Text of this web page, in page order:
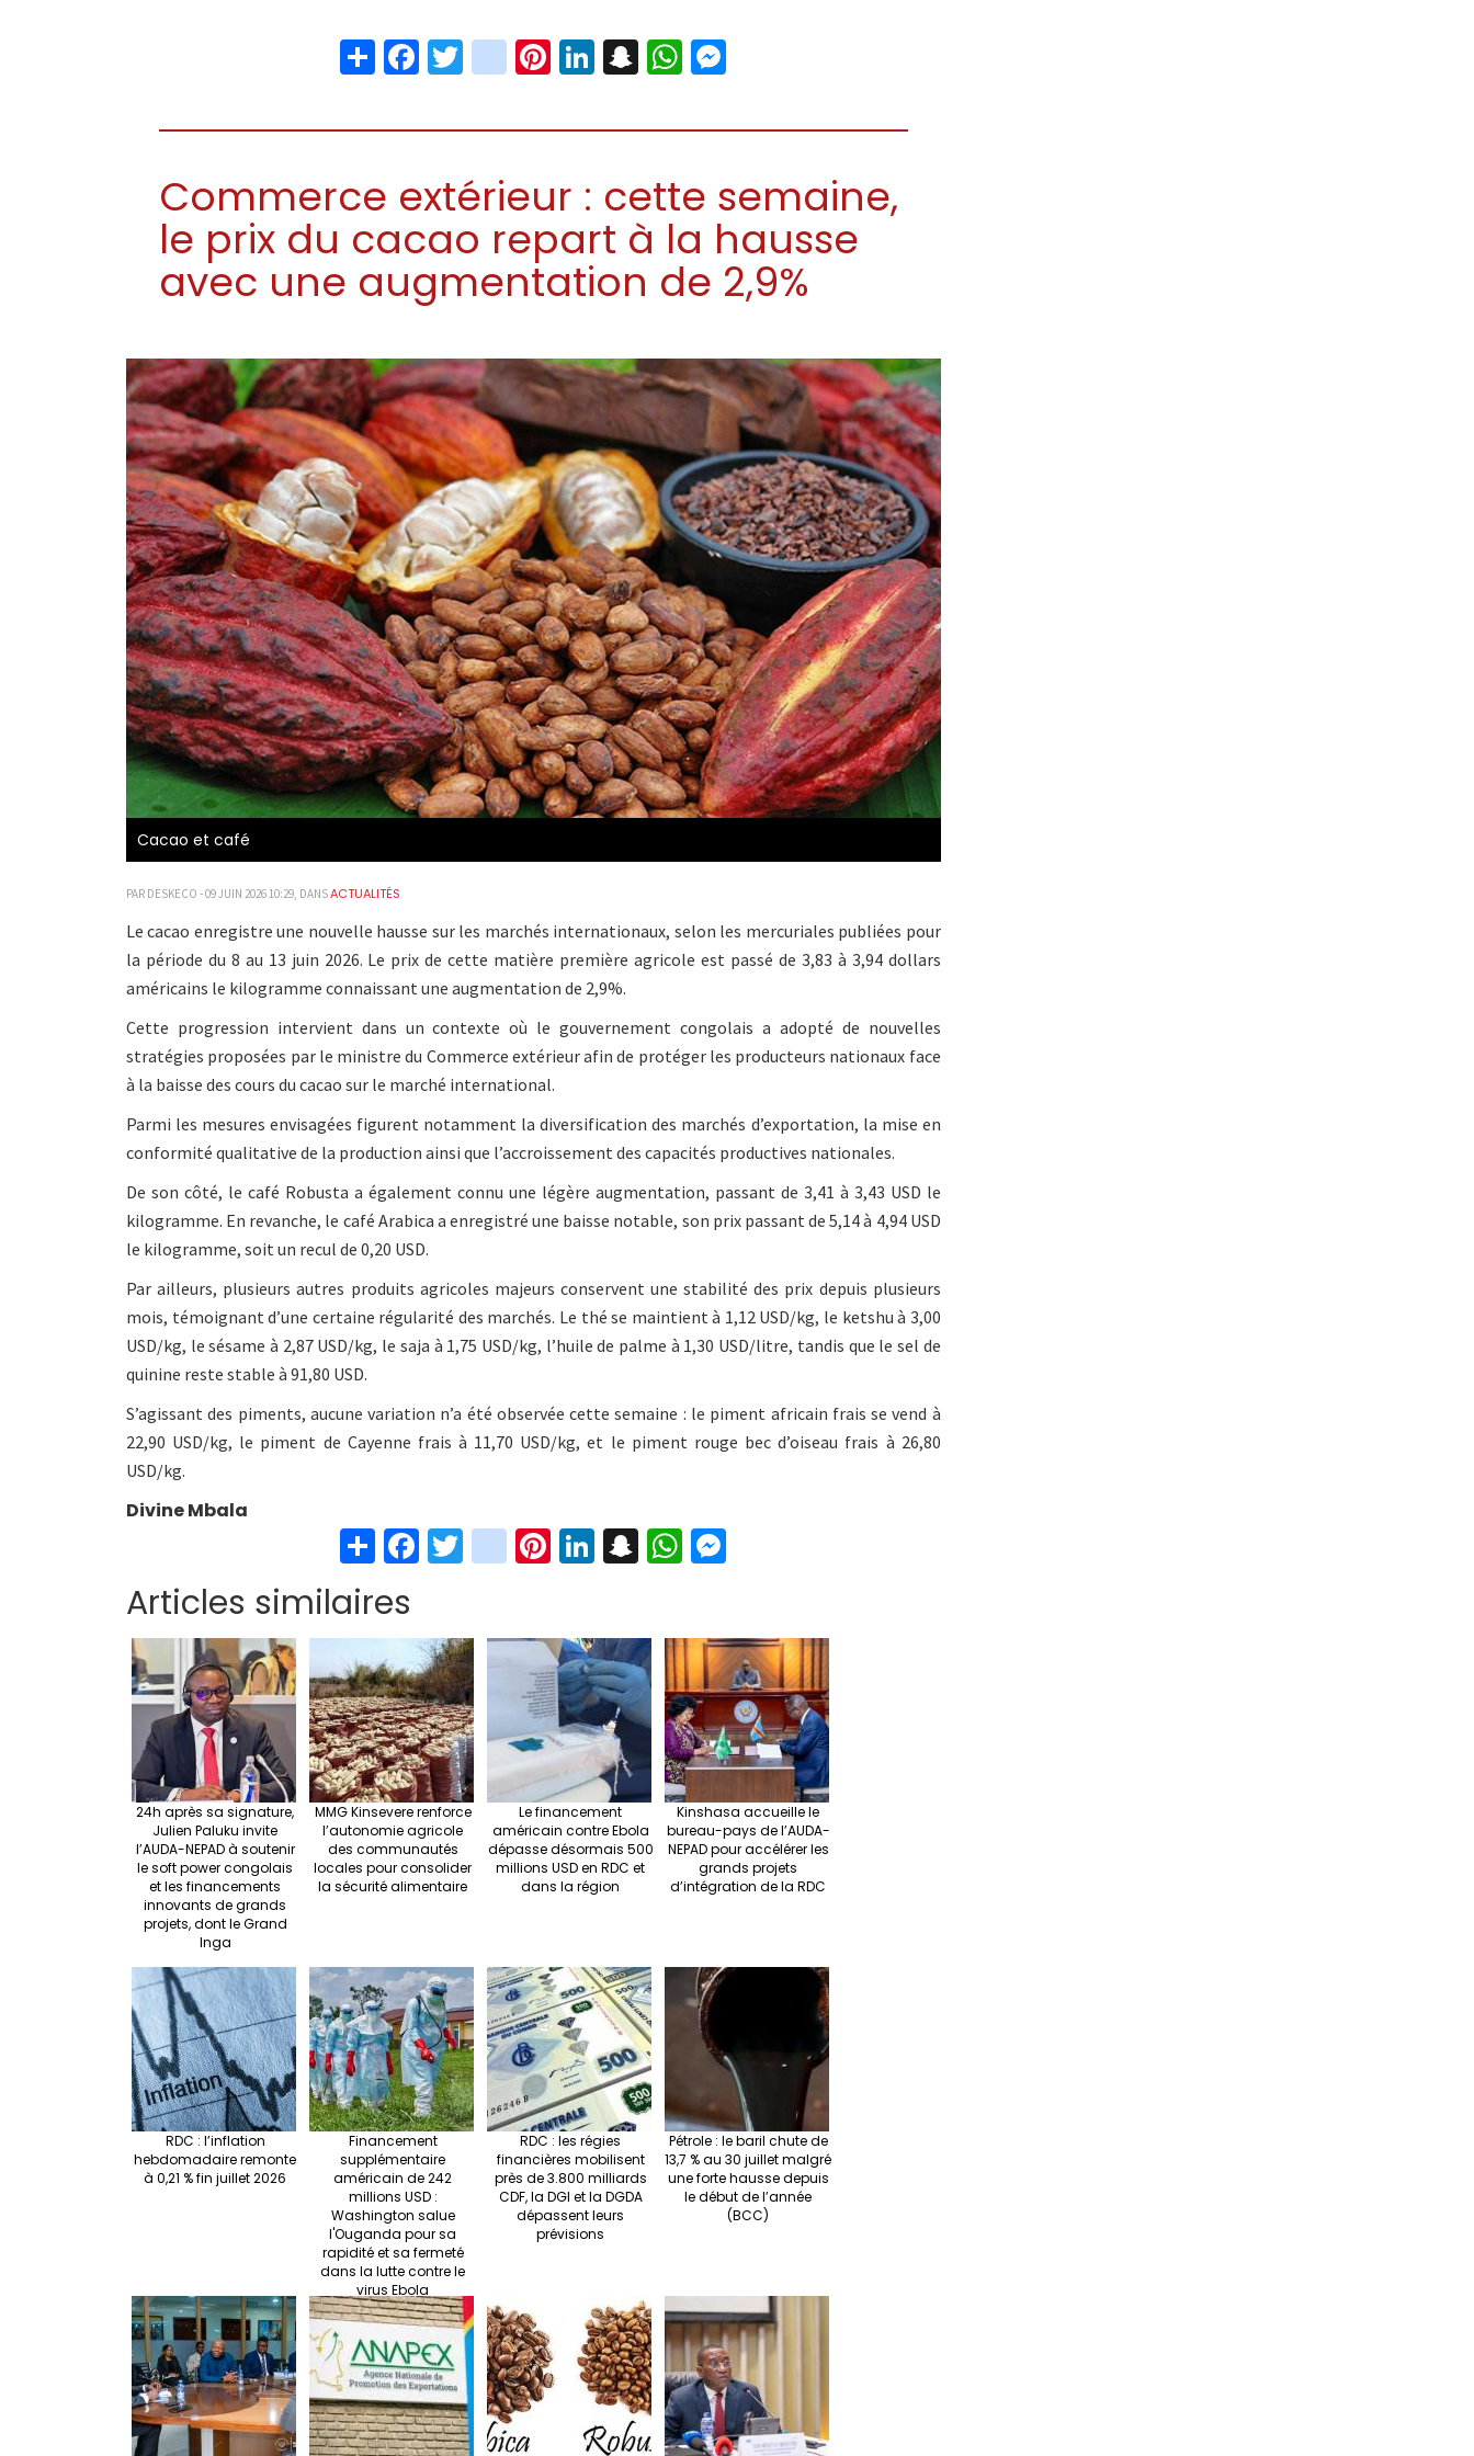
ShareFacebook
Twitter
instagram
Pinterest
LinkedIn
Snapchat
WhatsApp
Commerce extérieur : cette semaine,
le prix du cacao repart à la hausse
avec une augmentation de 2,9%
Cacao et café
PAR DESKECO - 09 JUIN 2026 10:29, DANSACTUALITÉS
Le cacao enregistre une nouvelle hausse sur les marchés internationaux, selon les mercuriales publiées pour
la période du 8 au 13 juin 2026. Le prix de cette matière première agricole est passé de 3,83 à 3,94 dollars
américains le kilogramme connaissant une augmentation de 2,9%.
Cette progression intervient dans un contexte où le gouvernement congolais a adopté de nouvelles
stratégies proposées par le ministre du Commerce extérieur afin de protéger les producteurs nationaux face
à la baisse des cours du cacao sur le marché international.
Parmi les mesures envisagées figurent notamment la diversification des marchés d’exportation, la mise en
conformité qualitative de la production ainsi que l’accroissement des capacités productives nationales.
De son côté, le café Robusta a également connu une légère augmentation, passant de 3,41 à 3,43 USD le
kilogramme. En revanche, le café Arabica a enregistré une baisse notable, son prix passant de 5,14 à 4,94 USD
le kilogramme, soit un recul de 0,20 USD.
Par ailleurs, plusieurs autres produits agricoles majeurs conservent une stabilité des prix depuis plusieurs
mois, témoignant d’une certaine régularité des marchés. Le thé se maintient à 1,12 USD/kg, le ketshu à 3,00
USD/kg, le sésame à 2,87 USD/kg, le saja à 1,75 USD/kg, l’huile de palme à 1,30 USD/litre, tandis que le sel de
quinine reste stable à 91,80 USD.
S’agissant des piments, aucune variation n’a été observée cette semaine : le piment africain frais se vend à
22,90 USD/kg, le piment de Cayenne frais à 11,70 USD/kg, et le piment rouge bec d’oiseau frais à 26,80
USD/kg.
Divine Mbala
S
h
ar
e
Fa
ce
o
o
k
T
wi
er
in
st
ra
m
Pi
nt
es
t
Li
n
dI
n
S
n
pc
h
at
W
h
sA
p
p
n
ge
r
Articles similaires
24h après sa signature,
Julien Paluku invite
l’AUDA-NEPAD à soutenir
le soft power congolais
et les financements
innovants de grands
projets, dont le Grand
Inga
MMG Kinsevere renforce
l’autonomie agricole
des communautés
locales pour consolider
la sécurité alimentaire
Le financement
américain contre Ebola
dépasse désormais 500
millions USD en RDC et
dans la région
Kinshasa accueille le
bureau-pays de l’AUDA-
NEPAD pour accélérer les
grands projets
d’intégration de la RDC
RDC : l’inflation
hebdomadaire remonte
à 0,21 % fin juillet 2026
Financement
supplémentaire
américain de 242
millions USD :
Washington salue
l'Ouganda pour sa
rapidité et sa fermeté
dans la lutte contre le
virus Ebola
RDC : les régies
financières mobilisent
près de 3.800 milliards
CDF, la DGI et la DGDA
dépassent leurs
prévisions
Pétrole : le baril chute de
13,7 % au 30 juillet malgré
une forte hausse depuis
le début de l’année
(BCC)